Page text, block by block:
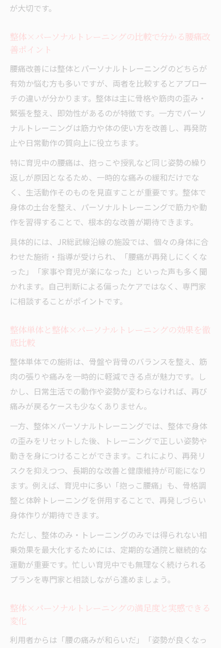
が大切です。
整体×パーソナルトレーニングの比較で分かる腰痛改
善ポイント
腰痛改善には整体とパーソナルトレーニングのどちらが
有効か悩む方も多いですが、両者を比較するとアプロー
チの違いが分かります。整体は主に骨格や筋肉の歪み・
緊張を整え、即効性があるのが特徴です。一方でパーソ
ナルトレーニングは筋力や体の使い方を改善し、再発防
止や日常動作の質向上に役立ちます。
特に育児中の腰痛は、抱っこや授乳など同じ姿勢の繰り
返しが原因となるため、一時的な痛みの緩和だけでな
く、生活動作そのものを見直すことが重要です。整体で
身体の土台を整え、パーソナルトレーニングで筋力や動
作を習得することで、根本的な改善が期待できます。
具体的には、JR総武線沿線の施設では、個々の身体に合
わせた施術・指導が受けられ、「腰痛が再発しにくくな
った」「家事や育児が楽になった」といった声も多く聞
かれます。自己判断による偏ったケアではなく、専門家
に相談することがポイントです。
整体単体と整体×パーソナルトレーニングの効果を徹
底比較
整体単体での施術は、骨盤や背骨のバランスを整え、筋
肉の張りや痛みを一時的に軽減できる点が魅力です。し
かし、日常生活での動作や姿勢が変わらなければ、再び
痛みが戻るケースも少なくありません。
一方、整体×パーソナルトレーニングでは、整体で身体
の歪みをリセットした後、トレーニングで正しい姿勢や
動きを身につけることができます。これにより、再発リ
スクを抑えつつ、長期的な改善と健康維持が可能になり
ます。例えば、育児中に多い「抱っこ腰痛」も、骨格調
整と体幹トレーニングを併用することで、再発しづらい
身体作りが期待できます。
ただし、整体のみ・トレーニングのみでは得られない相
乗効果を最大化するためには、定期的な通院と継続的な
運動が重要です。忙しい育児中でも無理なく続けられる
プランを専門家と相談しながら進めましょう。
整体×パーソナルトレーニングの満足度と実感できる
変化
利用者からは「腰の痛みが和らいだ」「姿勢が良くなっ